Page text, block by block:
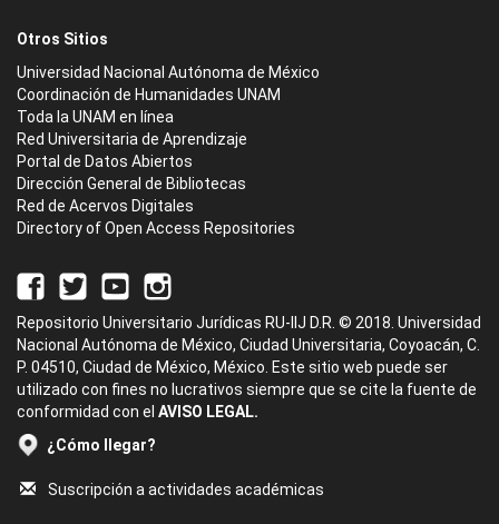
Otros Sitios
Universidad Nacional Autónoma de México
Coordinación de Humanidades UNAM
Toda la UNAM en línea
Red Universitaria de Aprendizaje
Portal de Datos Abiertos
Dirección General de Bibliotecas
Red de Acervos Digitales
Directory of Open Access Repositories
Repositorio Universitario Jurídicas RU-IIJ D.R. © 2018. Universidad
Nacional Autónoma de México, Ciudad Universitaria, Coyoacán, C.
P. 04510, Ciudad de México, México. Este sitio web puede ser
utilizado con fines no lucrativos siempre que se cite la fuente de
conformidad con el AVISO LEGAL.
¿Cómo llegar?
Suscripción a actividades académicas